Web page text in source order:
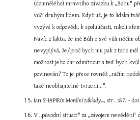
(domnělého) mravního závazku k „Bohu"
vůči druhým lidem. Když už, je to lidská
vyzývá k odpovědi, k spoluúčasti, nikoli
Navíc z faktu, že mě Bůh o své vůli něčím
nevyplývá, že/proč bych mu pak z toho měl
možnost jeho dar odmítnout a teď bych
povinován? To je přece rovněž „ničím
také neobhajitelné tvrzení...".
Ian SHAPIRO: Morální základy..., str. 187, -
V „původní situaci" za „závojem